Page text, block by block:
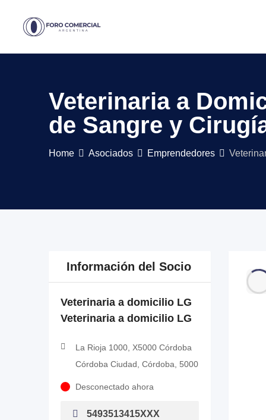
Veterinaria a
de Sangre y
Home Asociados Emprendedores
Información del Socio
Veterinaria a domicilio LG
Veterinaria a domicilio LG
La Rioja 1000, X5000 Córdoba
Córdoba Ciudad, Córdoba, 5000
Desconectado ahora
5493513415XXX